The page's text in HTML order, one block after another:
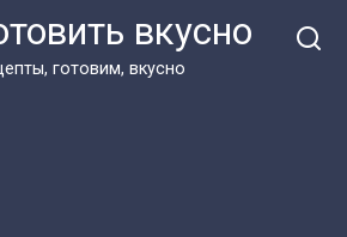
вкусно
готовим, вкусно